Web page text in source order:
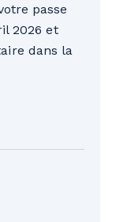
passe
2026 et
dans la